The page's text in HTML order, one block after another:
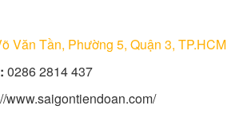
Văn Tần, Phường 5, Quận 3, TP.HCM
0286 2814 437
www.saigontiendoan.com/